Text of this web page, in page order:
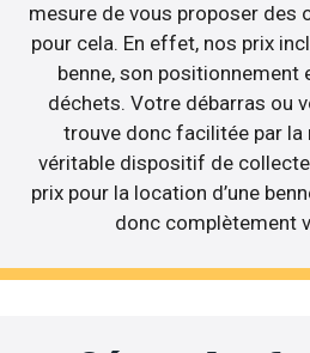
mesure de vous proposer
pour cela. En effet, nos prix
benne, son positionnement
déchets. Votre débarras ou
trouve donc facilitée par la
véritable dispositif de
prix pour la location d’une
donc complètement